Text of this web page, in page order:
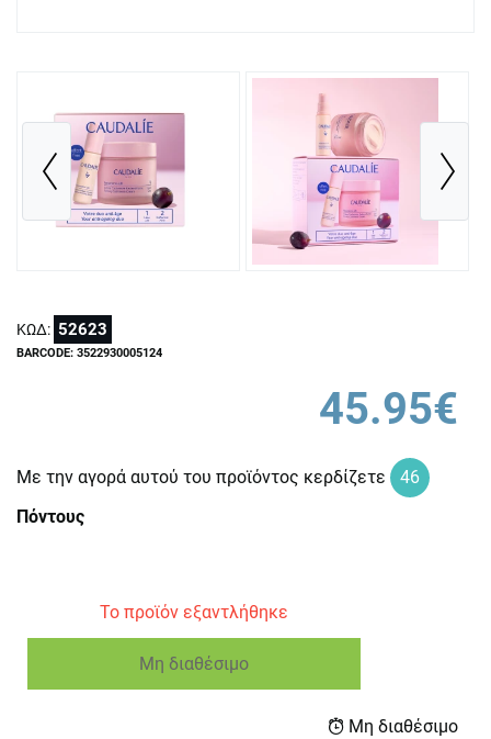
ΚΩΔ: 52623
BARCODE: 3522930005124
45.95€
Με την αγορά αυτού του προϊόντος κερδίζετε
46
Πόντους
Το προϊόν εξαντλήθηκε
Μη διαθέσιμο
Μη διαθέσιμο